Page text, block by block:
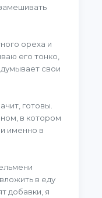
ореха и
его тонко,
свои
готовы.
в котором
именно в
в еду
добавки, я